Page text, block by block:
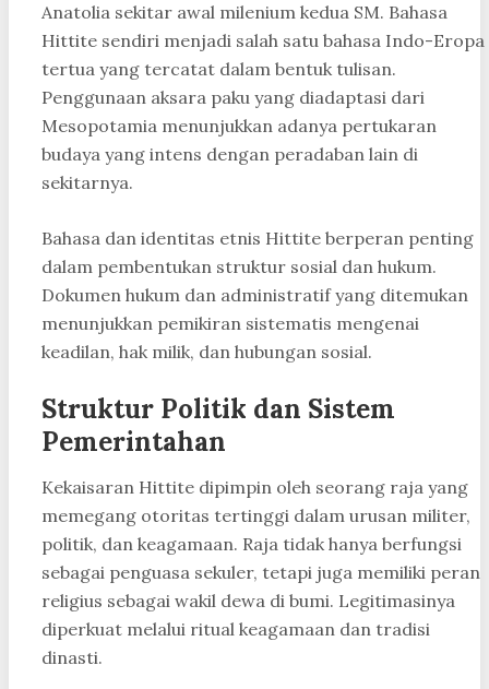
Anatolia sekitar awal milenium kedua SM. Bahasa
Hittite sendiri menjadi salah satu bahasa Indo-Eropa
tertua yang tercatat dalam bentuk tulisan.
Penggunaan aksara paku yang diadaptasi dari
Mesopotamia menunjukkan adanya pertukaran
budaya yang intens dengan peradaban lain di
sekitarnya.
Bahasa dan identitas etnis Hittite berperan penting
dalam pembentukan struktur sosial dan hukum.
Dokumen hukum dan administratif yang ditemukan
menunjukkan pemikiran sistematis mengenai
keadilan, hak milik, dan hubungan sosial.
Struktur Politik dan Sistem
Pemerintahan
Kekaisaran Hittite dipimpin oleh seorang raja yang
memegang otoritas tertinggi dalam urusan militer,
politik, dan keagamaan. Raja tidak hanya berfungsi
sebagai penguasa sekuler, tetapi juga memiliki peran
religius sebagai wakil dewa di bumi. Legitimasinya
diperkuat melalui ritual keagamaan dan tradisi
dinasti.